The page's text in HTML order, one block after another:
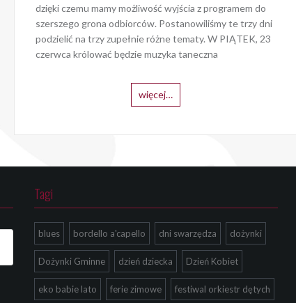
dzięki czemu mamy możliwość wyjścia z programem do
szerszego grona odbiorców. Postanowiliśmy te trzy dni
podzielić na trzy zupełnie różne tematy. W PIĄTEK, 23
czerwca królować będzie muzyka taneczna
więcej…
Tagi
blues bordello a'capello dni swarzędza dożynki
Dożynki Gminne dzień dziecka Dzień Kobiet
eko babie lato ferie zimowe festiwal orkiestr dętych